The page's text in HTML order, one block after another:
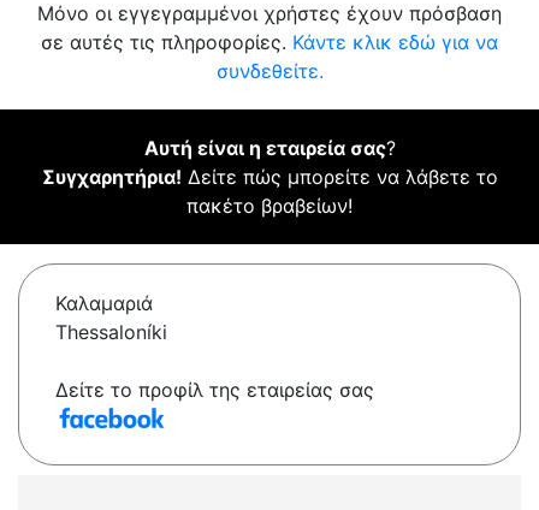
Μόνο οι εγγεγραμμένοι χρήστες έχουν πρόσβαση
σε αυτές τις πληροφορίες. Κάντε κλικ εδώ για να
συνδεθείτε.
Αυτή είναι η εταιρεία σας?
Συγχαρητήρια! Δείτε πώς μπορείτε να λάβετε το
πακέτο βραβείων!
Καλαμαριά
Thessaloníki
Δείτε το προφίλ της εταιρείας σας